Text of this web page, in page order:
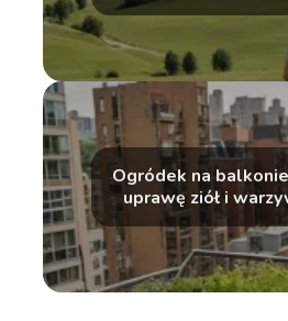
Ogródek na
uprawę ziół i
przestrzeni